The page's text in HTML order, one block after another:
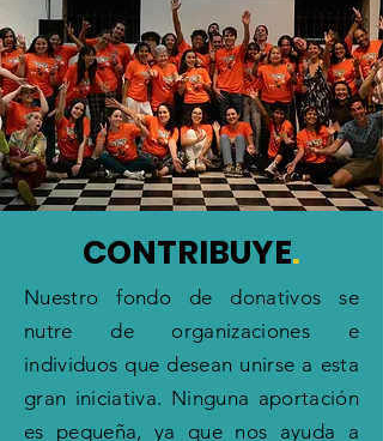
CONTRIBUYE.
Nuestro fondo de donativos se
nutre de organizaciones e
individuos que desean unirse a esta
gran iniciativa. Ninguna aportación
es pequeña, ya que nos ayuda a